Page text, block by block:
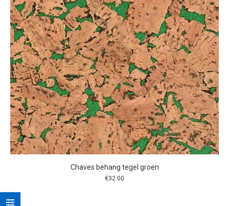
Chaves behang tegel groen
€32.00